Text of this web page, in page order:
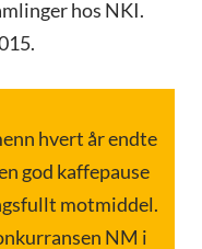
hos NKI.
hvert år endte
god kaffepause
motmiddel.
NM i